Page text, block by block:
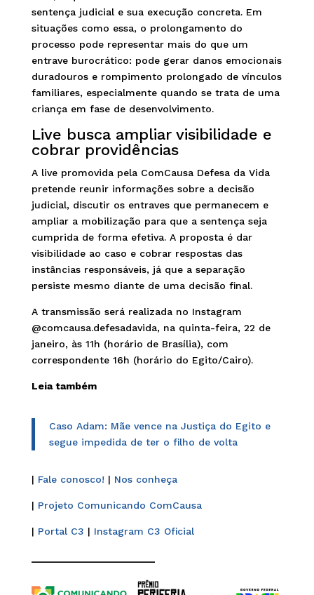
sentença judicial e sua execução concreta. Em
situações como essa, o prolongamento do
processo pode representar mais do que um
entrave burocrático: pode gerar danos emocionais
duradouros e rompimento prolongado de vínculos
familiares, especialmente quando se trata de uma
criança em fase de desenvolvimento.
Live busca ampliar visibilidade e
cobrar providências
A live promovida pela ComCausa Defesa da Vida
pretende reunir informações sobre a decisão
judicial, discutir os entraves que permanecem e
ampliar a mobilização para que a sentença seja
cumprida de forma efetiva. A proposta é dar
visibilidade ao caso e cobrar respostas das
instâncias responsáveis, já que a separação
persiste mesmo diante de uma decisão final.
A transmissão será realizada no Instagram
@comcausa.defesadavida, na quinta-feira, 22 de
janeiro, às 11h (horário de Brasília), com
correspondente 16h (horário do Egito/Cairo).
Leia também
Caso Adam: Mãe vence na Justiça do Egito e
segue impedida de ter o filho de volta
| Fale conosco! | Nos conheça
| Projeto Comunicando ComCausa
| Portal C3 | Instagram C3 Oficial